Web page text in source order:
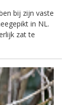
bij zijn vaste
in NL.
zat te